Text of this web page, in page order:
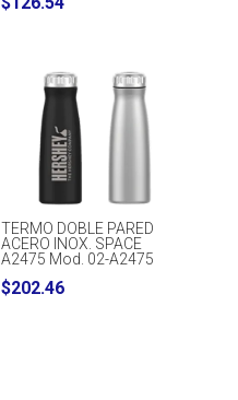
TERMO DOBLE PARED
ACERO INOX. SPACE
A2475 Mod. 02-A2475
$202.46